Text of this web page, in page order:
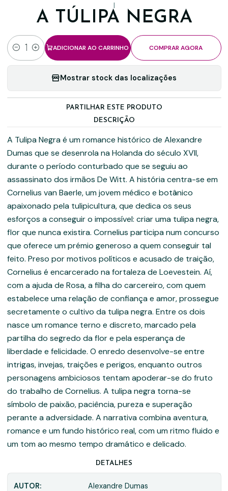
|
A TÚLIPA NEGRA
Quantidade
ADICIONAR AO CARRINHO COMPRAR AGORA
Mostrar stock das localizações
PARTILHAR ESTE PRODUTO
DESCRIÇÃO
A Tulipa Negra é um romance histórico de Alexandre
Dumas que se desenrola na Holanda do século XVII,
durante o período conturbado que se seguiu ao
assassinato dos irmãos De Witt. A história centra-se em
Cornelius van Baerle, um jovem médico e botânico
apaixonado pela tulipicultura, que dedica os seus
esforços a conseguir o impossível: criar uma tulipa negra,
flor que nunca existira. Cornelius participa num concurso
que oferece um prémio generoso a quem conseguir tal
feito. Preso por motivos políticos e acusado de traição,
Cornelius é encarcerado na fortaleza de Loevestein. Aí,
com a ajuda de Rosa, a filha do carcereiro, com quem
estabelece uma relação de confiança e amor, prossegue
secretamente o cultivo da tulipa negra. Entre os dois
nasce um romance terno e discreto, marcado pela
partilha do segredo da flor e pela esperança de
liberdade e felicidade. O enredo desenvolve-se entre
intrigas, invejas, traições e perigos, enquanto outros
personagens ambiciosos tentam apoderar-se do fruto
do trabalho de Cornelius. A tulipa negra torna-se
símbolo de paixão, paciência, pureza e superação
perante a adversidade. A narrativa combina aventura,
romance e um fundo histórico real, com um ritmo fluido e
um tom ao mesmo tempo dramático e delicado.
DETALHES
AUTOR: Alexandre Dumas